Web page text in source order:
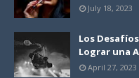
July 18, 2023
Los
Lograr una
April 27, 2023